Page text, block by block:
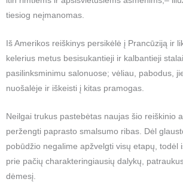
tiesiog neįmanomas.
Iš Amerikos reiškinys persikėlė į Prancūziją ir
kelerius metus besisukantieji ir kalbantieji
pasilinksminimu salonuose; vėliau, pabodus,
nuošalėje ir iškeisti į kitas pramogas.
Neilgai trukus pastebėtas naujas šio reiškinio
peržengti paprasto smalsumo ribas. Dėl
pobūdžio negalime apžvelgti visų etapų, todėl
prie pačių charakteringiausių dalykų,
dėmesį.